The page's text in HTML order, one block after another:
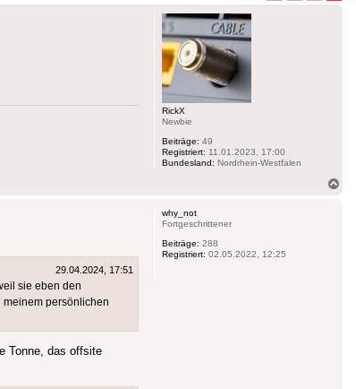
RickX
Newbie
Beiträge: 49
Registriert: 11.01.2023, 17:00
Bundesland: Nordrhein-Westfalen
why_not
Fortgeschrittener
Beiträge: 288
Registriert: 02.05.2022, 12:25
29.04.2024, 17:51
sie eben den
persönlichen
Tonne, das offsite